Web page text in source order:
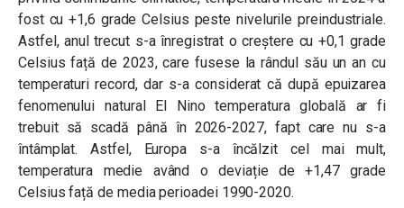
fost cu +1,6 grade Celsius peste nivelurile preindustriale.
Astfel, anul trecut s-a înregistrat o creștere cu +0,1 grade
Celsius față de 2023, care fusese la rândul său un an cu
temperaturi record, dar s-a considerat că după epuizarea
fenomenului natural El Nino temperatura globală ar fi
trebuit să scadă până în 2026-2027, fapt care nu s-a
întâmplat. Astfel, Europa s-a încălzit cel mai mult,
temperatura medie având o deviație de +1,47 grade
Celsius față de media perioadei 1990-2020.